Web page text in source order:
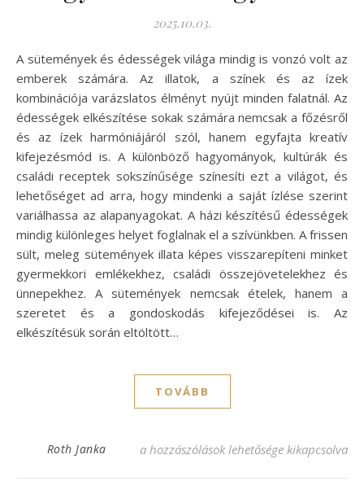
2025.10.03.
A sütemények és édességek világa mindig is vonzó volt az
emberek számára. Az illatok, a színek és az ízek
kombinációja varázslatos élményt nyújt minden falatnál. Az
édességek elkészítése sokak számára nemcsak a főzésről
és az ízek harmóniájáról szól, hanem egyfajta kreatív
kifejezésmód is. A különböző hagyományok, kultúrák és
családi receptek sokszínűsége színesíti ezt a világot, és
lehetőséget ad arra, hogy mindenki a saját ízlése szerint
variálhassa az alapanyagokat. A házi készítésű édességek
mindig különleges helyet foglalnak el a szívünkben. A frissen
sült, meleg sütemények illata képes visszarepíteni minket
gyermekkori emlékekhez, családi összejövetelekhez és
ünnepekhez. A sütemények nemcsak ételek, hanem a
szeretet és a gondoskodás kifejeződései is. Az
elkészítésük során eltöltött…
TOVÁBB
Roth Janka Finom forgácsfánk recept – egyszerűen
a hozzászólások lehetősége kikapcsolva